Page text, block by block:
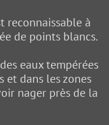
reconnaissable à
de points blancs.
eaux tempérées
et dans les zones
nager près de la